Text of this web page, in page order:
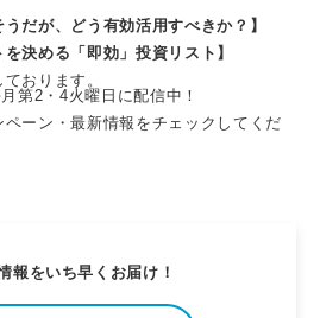
だが、どう有効活用すべきか？】
決める「即効」投資リスト】
おります。
第2・4火曜日に配信中！
ーン・最新情報をチェックしてくだ
報をいち早くお届け！